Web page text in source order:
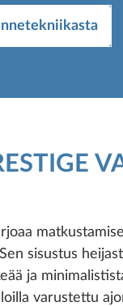
sisustus
ja
varustettu